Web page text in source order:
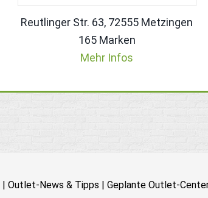
Reutlinger Str. 63, 72555 Metzingen
165 Marken
Mehr Infos
Outlet-News & Tipps Geplante Outlet-